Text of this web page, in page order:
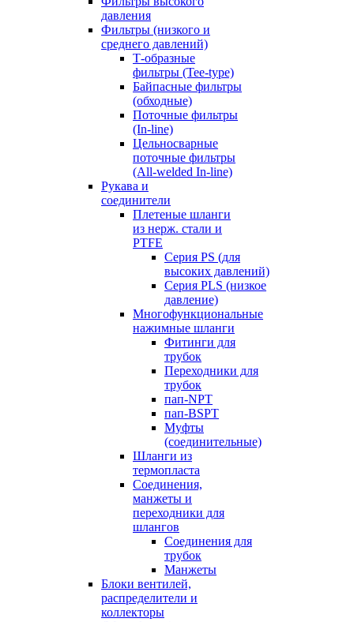
давления
Фильтры (низкого и
среднего давлений)
Т-образные
фильтры (Tee-type)
Байпасные фильтры
(обходные)
Поточные фильтры
(In-line)
Цельносварные
поточные фильтры
(All-welded In-line)
Рукава и
соединители
Плетеные шланги
из нерж. стали и
PTFE
Серия PS (для
высоких давлений)
Серия PLS (низкое
давление)
Многофункциональные
нажимные шланги
Фитинги для
трубок
Переходники для
трубок
пап-NPT
пап-BSPT
Муфты
(соединительные)
Шланги из
термопласта
Соединения,
манжеты и
переходники для
шлангов
Соединения для
трубок
Манжеты
Блоки вентилей,
распределители и
коллекторы